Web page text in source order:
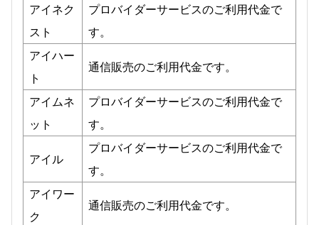
アイネク
スト
プロバイダーサービスのご利用代金で
す。
アイハー
ト
通信販売のご利用代金です。
アイムネ
ット
プロバイダーサービスのご利用代金で
す。
アイル
プロバイダーサービスのご利用代金で
す。
アイワー
ク
通信販売のご利用代金です。